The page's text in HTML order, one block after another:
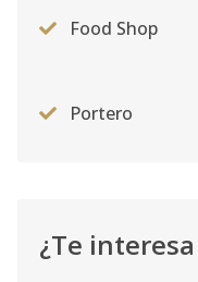
Food Shop
Portero
¿Te